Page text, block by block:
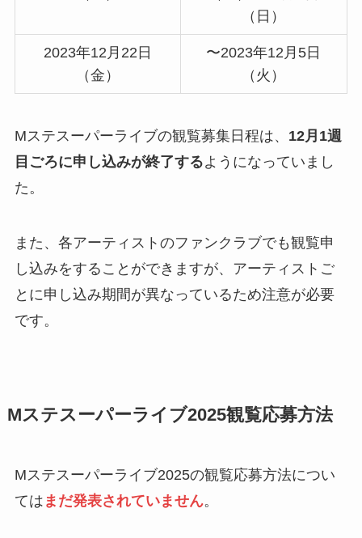
（日）
2023年12月22日
（金）
〜2023年12月5日
（火）
Mステスーパーライブの観覧募集日程は、 12月1週
目ごろに申し込みが終了するようになっていまし
た。
また、各アーティストのファンクラブでも観覧申
し込みをすることができますが、アーティストご
とに申し込み期間が異なっているため注意が必要
です。
Mステスーパーライブ2025観覧応募方法
Mステスーパーライブ2025の観覧応募方法につい
ては まだ発表されていません。